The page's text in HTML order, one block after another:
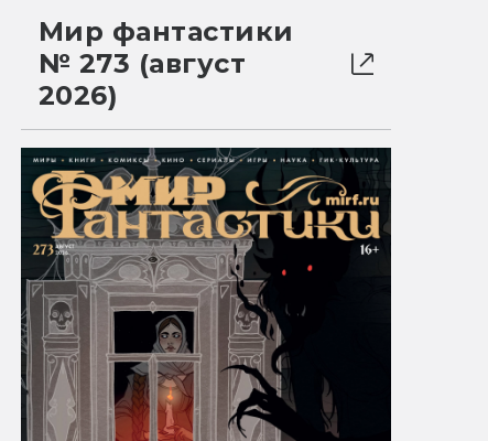
Мир фантастики
№ 273 (август
2026)